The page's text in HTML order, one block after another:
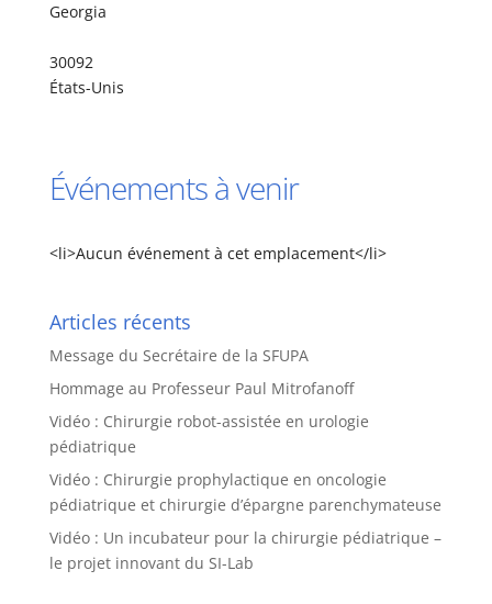
Georgia
30092
États-Unis
Événements à venir
<li>Aucun événement à cet emplacement</li>
Articles récents
Message du Secrétaire de la SFUPA
Hommage au Professeur Paul Mitrofanoff
Vidéo : Chirurgie robot-assistée en urologie
pédiatrique
Vidéo : Chirurgie prophylactique en oncologie
pédiatrique et chirurgie d’épargne parenchymateuse
Vidéo : Un incubateur pour la chirurgie pédiatrique –
le projet innovant du SI-Lab